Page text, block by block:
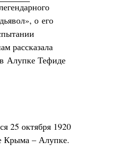
о его
рассказала
Алупке Тефиде
25 октября 1920
Крыма – Алупке.